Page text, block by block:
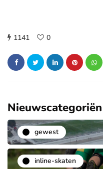
1141 0
Nieuwscategoriën
gewest
inline-skaten